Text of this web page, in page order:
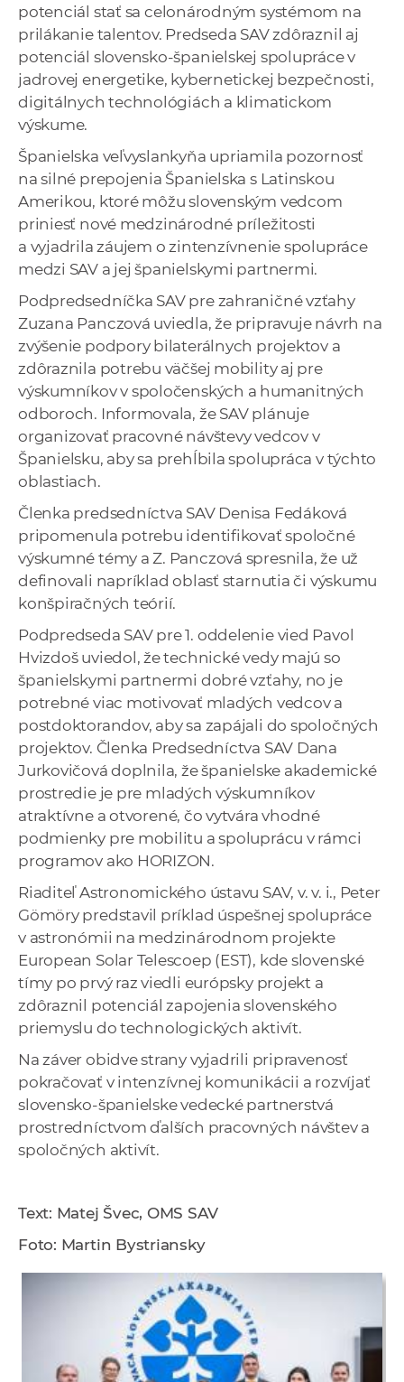
potenciál stať sa celonárodným systémom na
prilákanie talentov. Predseda SAV zdôraznil aj
potenciál slovensko‑španielskej spolupráce v
jadrovej energetike, kybernetickej bezpečnosti,
digitálnych technológiách a klimatickom
výskume.
Španielska veľvyslankyňa upriamila pozornosť
na silné prepojenia Španielska s Latinskou
Amerikou, ktoré môžu slovenským vedcom
priniesť nové medzinárodné príležitosti
a vyjadrila záujem o zintenzívnenie spolupráce
medzi SAV a jej španielskymi partnermi.
Podpredsedníčka SAV pre zahraničné vzťahy
Zuzana Panczová uviedla, že pripravuje návrh na
zvýšenie podpory bilaterálnych projektov a
zdôraznila potrebu väčšej mobility aj pre
výskumníkov v spoločenských a humanitných
odboroch. Informovala, že SAV plánuje
organizovať pracovné návštevy vedcov v
Španielsku, aby sa prehĺbila spolupráca v týchto
oblastiach.
Členka predsedníctva SAV Denisa Fedáková
pripomenula potrebu identifikovať spoločné
výskumné témy a Z. Panczová spresnila, že už
definovali napríklad oblasť starnutia či výskumu
konšpiračných teórií.
Podpredseda SAV pre 1. oddelenie vied Pavol
Hvizdoš uviedol, že technické vedy majú so
španielskymi partnermi dobré vzťahy, no je
potrebné viac motivovať mladých vedcov a
postdoktorandov, aby sa zapájali do spoločných
projektov. Členka Predsedníctva SAV Dana
Jurkovičová doplnila, že španielske akademické
prostredie je pre mladých výskumníkov
atraktívne a otvorené, čo vytvára vhodné
podmienky pre mobilitu a spoluprácu v rámci
programov ako HORIZON.
Riaditeľ Astronomického ústavu SAV, v. v. i., Peter
Gömöry predstavil príklad úspešnej spolupráce
v astronómii na medzinárodnom projekte
European Solar Telescoep (EST), kde slovenské
tímy po prvý raz viedli európsky projekt a
zdôraznil potenciál zapojenia slovenského
priemyslu do technologických aktivít.
Na záver obidve strany vyjadrili pripravenosť
pokračovať v intenzívnej komunikácii a rozvíjať
slovensko‑španielske vedecké partnerstvá
prostredníctvom ďalších pracovných návštev a
spoločných aktivít.
Text: Matej Švec, OMS SAV
Foto: Martin Bystriansky